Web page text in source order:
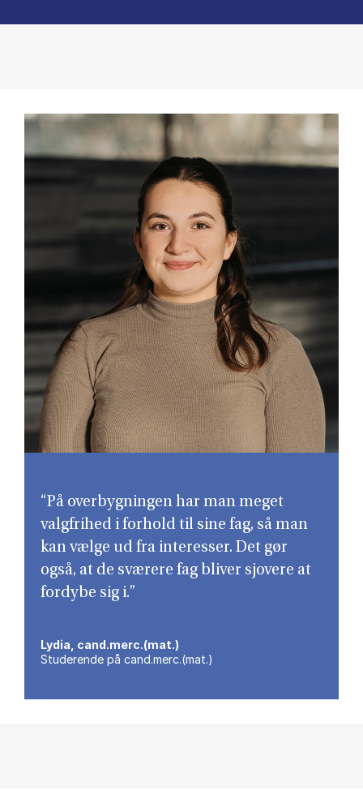
“På overbygningen har man meget
valgfrihed i forhold til sine fag, så man
kan vælge ud fra interesser. Det gør
også, at de sværere fag bliver sjovere at
fordybe sig i.”
Lydia, cand.merc.(mat.)
Studerende på cand.merc.(mat.)